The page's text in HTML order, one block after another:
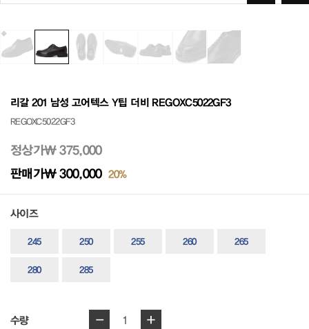
리갈 201 남성 고어텍스 Y팁 더비 REGOXC5022GF3
REGOXC5022GF3
정상가₩ 375,000
판매가₩ 300,000 20%
사이즈
245 250 255 260 265
280 285
수량 - 1 +